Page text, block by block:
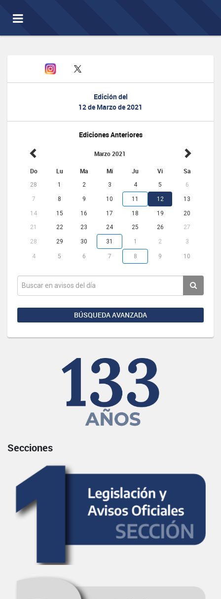
Toggle
navigation
Edición del
12 de Marzo de 2021
Ediciones Anteriores
Marzo 2021
Do Lu Ma Mi Ju Vi Sa
28 1 2 3 4 5 6
7 8 9 10 11 12 13
14 15 16 17 18 19
20
21
22 23 24 25 26 27
28 29 30 31 1 2 3
4 5 6 7 8 9 10
BÚSQUEDA AVANZADA
Secciones